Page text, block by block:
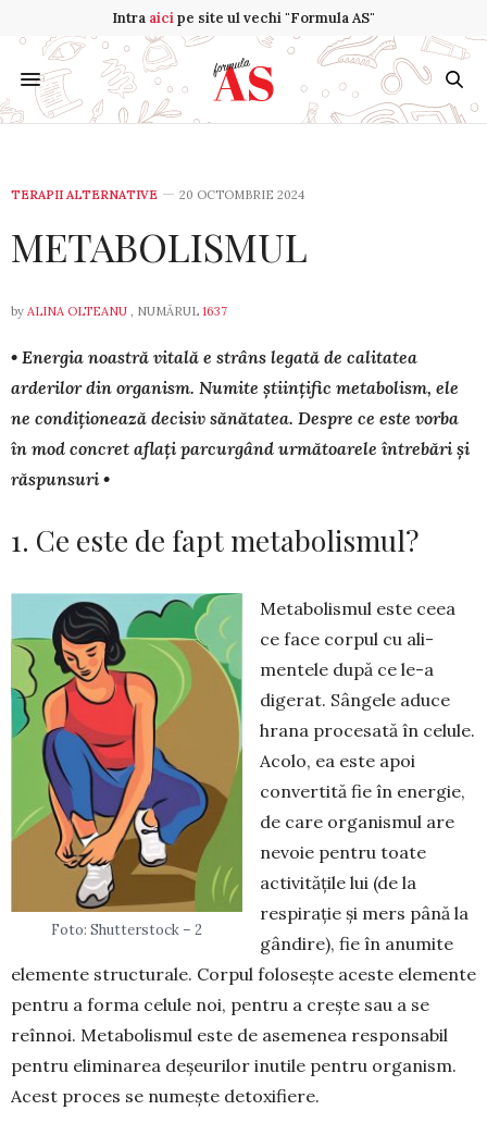
Intra aicipe site ul vechi "Formula AS"
TERAPII ALTERNATIVE 20 OCTOMBRIE 2024
METABOLISMUL
by ALINA OLTEANU , NUMĂRUL 1637
• Energia noastră vitală e strâns legată de calitatea
arderilor din organism. Numite științific metabolism, ele
ne condiționează de­cisiv sănătatea. Despre ce este vorba
în mod concret aflați parcurgând următoarele întrebări și
răspunsuri •
1. Ce este de fapt metabolismul?
Foto: Shutterstock – 2
Metabolismul este ceea
ce face corpul cu ali­
mentele după ce le-a
digerat. Sângele aduce
hrana procesată în celule.
Acolo, ea este apoi
convertită fie în energie,
de care organismul are
nevoie pentru toate
activitățile lui (de la
respirație și mers până la
gândire), fie în anumite
elemente structurale. Cor­pul folosește aceste elemente
pentru a forma celule noi, pentru a crește sau a se
reînnoi. Metabolismul este de asemenea responsabil
pentru eliminarea deșeurilor inutile pentru organism.
Acest proces se numește detoxifiere.